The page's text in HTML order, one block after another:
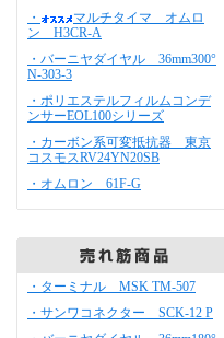
・
マルチタイマ オムロ
ン H3CR-A
・バーニヤダイヤル 36mm300°
N-303-3
・ポリエステルフィルムコンデ
ンサーEOL100シリーズ
・カーボン系可変抵抗器 東京
コスモスRV24YN20SB
・オムロン 61F-G
・ターミナル MSK TM-507
・サンワコネクター SCK-12 P